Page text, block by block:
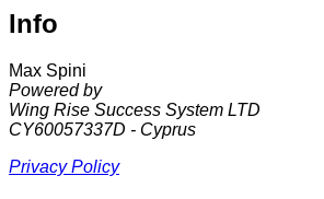
Info
Max Spini
Powered by
Wing Rise Success System LTD
CY60057337D - Cyprus
Privacy Policy